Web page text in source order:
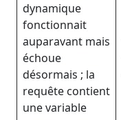
dynamique
fonctionnait
auparavant mais
échoue
désormais ; la
requête contient
une variable